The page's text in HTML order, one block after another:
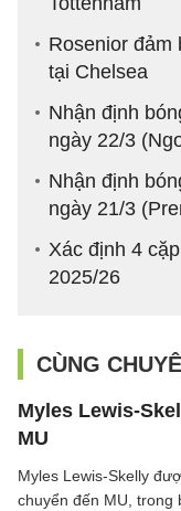
Rosenior đảm
tại Chelsea
Nhận định
ngày 22/3
Nhận định
ngày 21/3
Xác định 4
2025/26
CÙNG
Myles Lewis-
MU
Myles Lewis-Skelly
chuyển đến MU, trong